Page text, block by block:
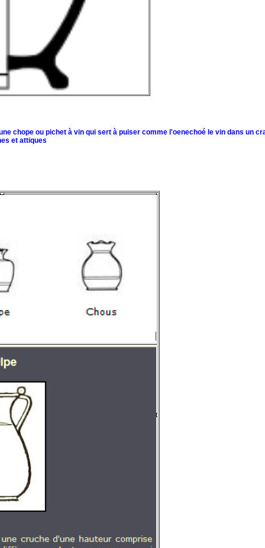
chope ou pichet à vin qui sert à puiser comme l'oenechoé le vin dans un
et attiques